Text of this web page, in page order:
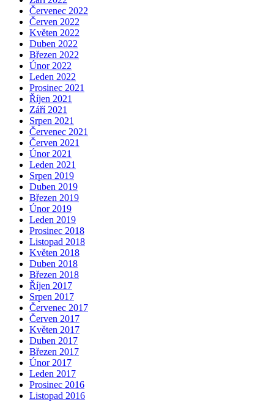
Červenec 2022
Červen 2022
Květen 2022
Duben 2022
Březen 2022
Únor 2022
Leden 2022
Prosinec 2021
Říjen 2021
Září 2021
Srpen 2021
Červenec 2021
Červen 2021
Únor 2021
Leden 2021
Srpen 2019
Duben 2019
Březen 2019
Únor 2019
Leden 2019
Prosinec 2018
Listopad 2018
Květen 2018
Duben 2018
Březen 2018
Říjen 2017
Srpen 2017
Červenec 2017
Červen 2017
Květen 2017
Duben 2017
Březen 2017
Únor 2017
Leden 2017
Prosinec 2016
Listopad 2016